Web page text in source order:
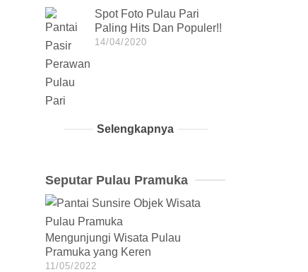
Spot Foto Pulau Pari
Paling Hits Dan Populer!!
14/04/2020
Selengkapnya
Seputar Pulau Pramuka
Mengunjungi Wisata Pulau
Pramuka yang Keren
11/05/2022